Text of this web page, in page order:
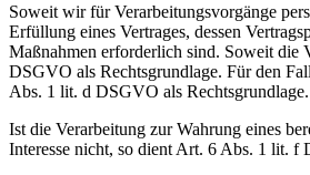
Soweit wir für Verarbeitungsvorgänge
Erfüllung eines Vertrages, dessen
Maßnahmen erforderlich sind. Soweit die
DSGVO als Rechtsgrundlage. Für den
Abs. 1 lit. d DSGVO als Rechtsgrundlage.
Ist die Verarbeitung zur Wahrung eines
Interesse nicht, so dient Art. 6 Abs. 1 lit. f